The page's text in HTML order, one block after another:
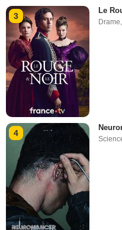
3
Le
Drame,
4